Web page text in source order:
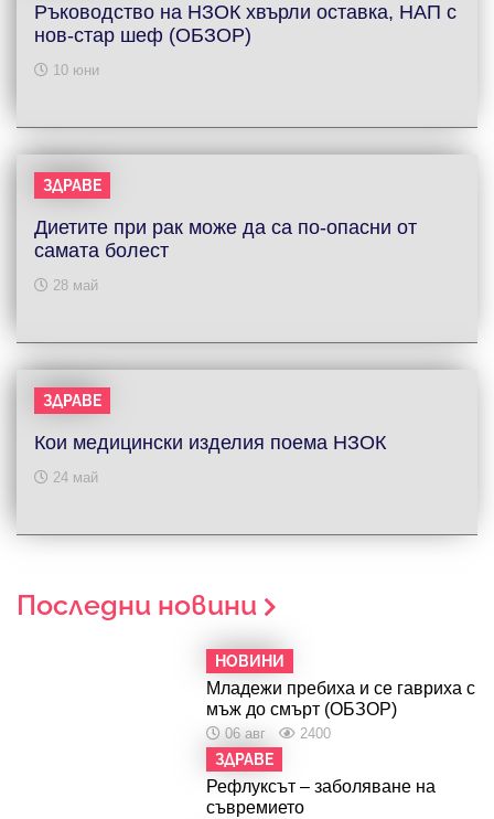
Ръководство на НЗОК хвърли оставка, НАП с
нов-стар шеф (ОБЗОР)
10 юни
ЗДРАВЕ
Диетите при рак може да са по-опасни от
самата болест
28 май
ЗДРАВЕ
Кои медицински изделия поема НЗОК
24 май
Последни новини
НОВИНИ
Младежи пребиха и се гавриха с
мъж до смърт (ОБЗОР)
06 авг 2400
ЗДРАВЕ
Рефлуксът – заболяване на
съвремието